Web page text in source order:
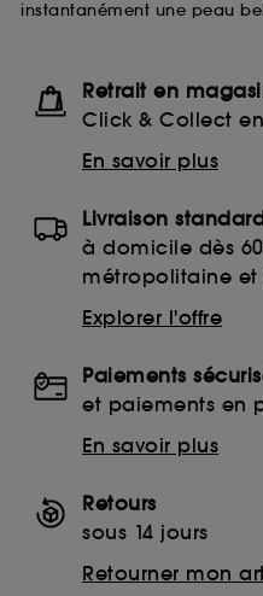
instantanément une peau
Retrait en
Click & Collect
En savoir plus
Livraison
à domicile dès
métropolitaine
Explorer l'offre
Paiements
et paiements en
En savoir plus
Retours
sous 14 jours
Retourner mon
lecture de ces traceurs
choix" ci-dessous ou
Sephora pourra associer
navigation collectées par
collectées ou générées
sur "continuer sans
moment choisir de retirer
utilisés, cliquez ici.